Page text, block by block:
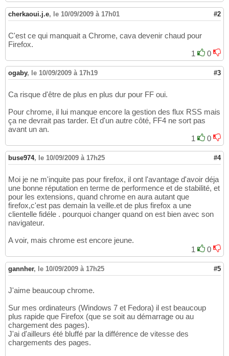
cherkaoui.j.e, le 10/09/2009 à 17h01 #2
C'est ce qui manquait a Chrome, cava devenir chaud pour
Firefox.
1
0
ogaby, le 10/09/2009 à 17h19 #3
Ca risque d'être de plus en plus dur pour FF oui.
Pour chrome, il lui manque encore la gestion des flux RSS mais
ça ne devrait pas tarder. Et d'un autre côté, FF4 ne sort pas
avant un an.
1
0
buse974, le 10/09/2009 à 17h25 #4
Moi je ne m'inquite pas pour firefox, il ont l'avantage d'avoir déja
une bonne réputation en terme de performence et de stabilité, et
pour les extensions, quand chrome en aura autant que
firefox,c'est pas demain la veille.et de plus firefox a une
clientelle fidéle . pourquoi changer quand on est bien avec son
navigateur.
A voir, mais chrome est encore jeune.
1
0
gannher, le 10/09/2009 à 17h25 #5
J'aime beaucoup chrome.
Sur mes ordinateurs (Windows 7 et Fedora) il est beaucoup
plus rapide que Firefox (que se soit au démarrage ou au
chargement des pages).
J'ai d'ailleurs été bluffé par la différence de vitesse des
chargements des pages.